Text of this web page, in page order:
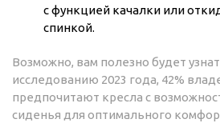
с функцией качалки или
спинкой.
Возможно, вам полезно будет
исследованию 2023 года, 42%
предпочитают кресла с
сиденья для оптимального